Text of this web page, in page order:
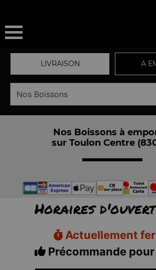
LIVRAISON A
Nos Boissons à
sur Toulon Centre
Horaires
Actuellement
Précommande pour